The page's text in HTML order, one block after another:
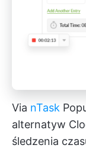
Via nTask
alternatyw
śledzenia